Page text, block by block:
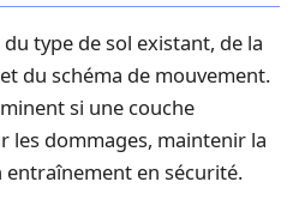
type de sol existant, de la
du schéma de mouvement.
si une couche
les dommages, maintenir la
en sécurité.